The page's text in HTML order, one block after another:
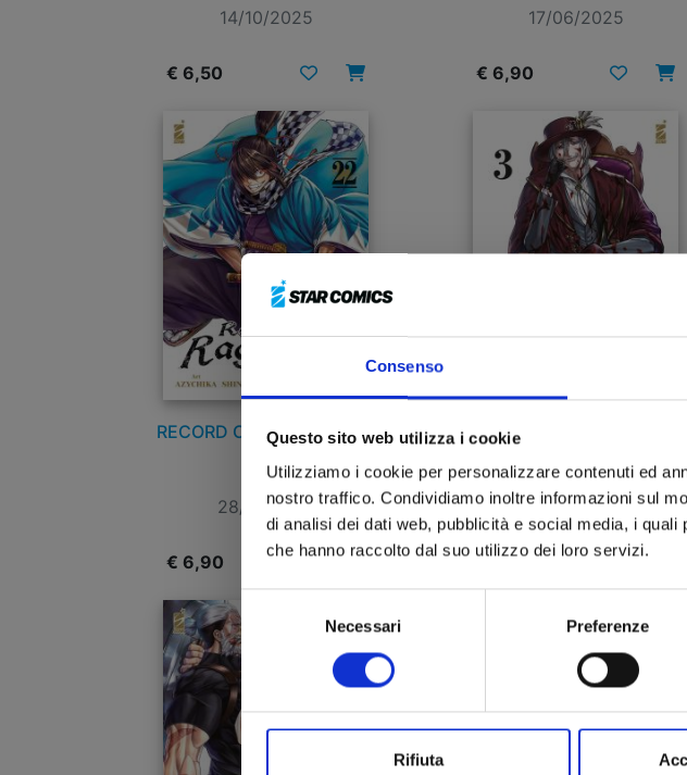
Consenso
Questo sito web utilizza i cookie
Utilizziamo i cookie per personalizzare contenuti ed
nostro traffico. Condividiamo inoltre informazioni sul
di analisi dei dati web, pubblicità e social media, i
che hanno raccolto dal suo utilizzo dei loro servizi.
del
consenso
Necessari Preferenze
Rifiuta
14/10/2025
€ 6,50
17/06/2025
€ 6,90
RECORD OF RAGNAROK n.
22
28/01/2025
€ 6,90
RECORD OF RAGNAROK -
LO SQUARTATORE n. 3
19/11/2024
€ 6,90